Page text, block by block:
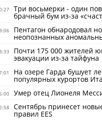
Три восьмерки - один
брачный бум из-за
Пентагон обнародовал
неопознанных
Почти 175 000 жителей
эвакуации из-за тайфуна
На озере Гарда бушует
популярных курортов
Умер отец Лионеля
Сентябрь принесет
правил EES